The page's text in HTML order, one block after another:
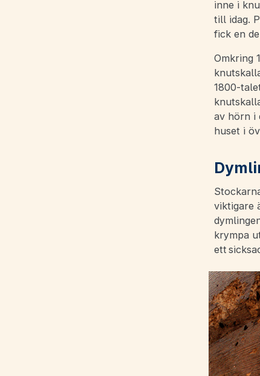
inne i
till idag.
fick en
Omkring
1800-
av hörn i
huset i
viktigare
krympa
ett